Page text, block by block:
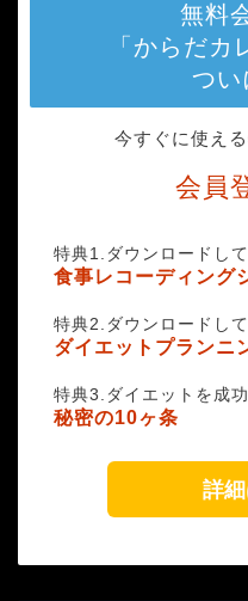
無料
「からだ
つい
今すぐに使え
会員
特典1.ダウンロードし
食事レコーディング
特典2.ダウンロードし
ダイエットプランニ
特典3.ダイエットを成功
秘密の10ヶ条
詳